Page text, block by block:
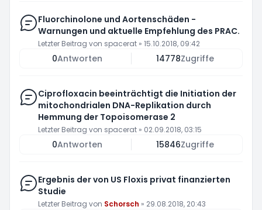
Fluorchinolone und Aortenschäden -
Warnungen und aktuelle Empfehlung des PRAC.
Letzter Beitrag von spacerat » 15.10.2018, 09:42
0Antworten 14778Zugriffe
Ciprofloxacin beeinträchtigt die Initiation der
mitochondrialen DNA-Replikation durch
Hemmung der Topoisomerase 2
Letzter Beitrag von spacerat » 02.09.2018, 03:15
0Antworten 15846Zugriffe
Ergebnis der von US Floxis privat finanzierten
Studie
Letzter Beitrag von Schorsch » 29.08.2018, 20:43